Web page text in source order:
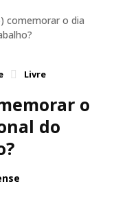
comemorar o dia
Livre
o
do